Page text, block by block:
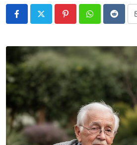
PinterestWhatsappReddit